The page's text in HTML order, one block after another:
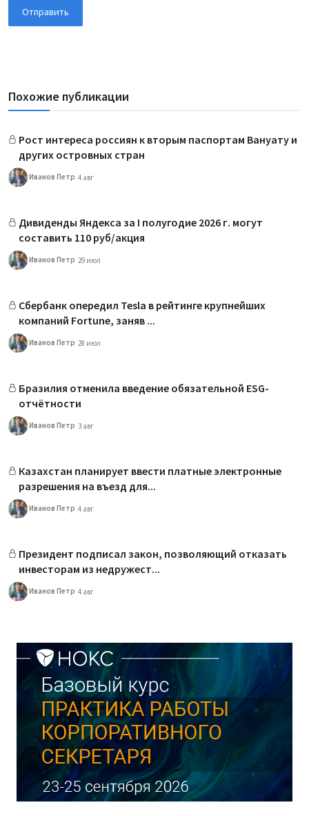
Отправить
Похожие публикации
Рост интереса россиян к вторым паспортам Вануату и
других островных стран
Иванов Петр 4 авг
Дивиденды Яндекса за I полугодие 2026 г. могут
составить 110 руб/акция
Иванов Петр 29 июл
Сбербанк опередил Tesla в рейтинге крупнейших
компаний Fortune, заняв ...
Иванов Петр 28 июл
Бразилия отменила введение обязательной ESG-
отчётности
Иванов Петр 3 авг
Казахстан планирует ввести платные электронные
разрешения на въезд для...
Иванов Петр 4 авг
Президент подписал закон, позволяющий отказать
инвесторам из недружест...
Иванов Петр 4 авг